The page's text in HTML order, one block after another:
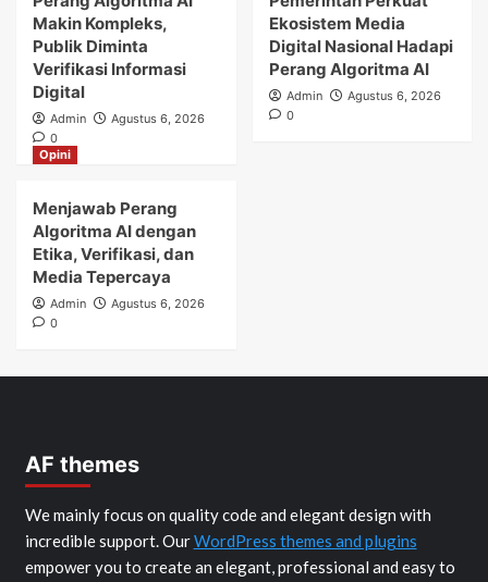
Makin Kompleks,
Publik Diminta
Verifikasi Informasi
Digital
Admin
Agustus 6, 2026
0
Ekosistem Media
Digital Nasional Hadapi
Perang Algoritma AI
Admin
Agustus 6, 2026
0
Opini
Menjawab Perang
Algoritma AI dengan
Etika, Verifikasi, dan
Media Tepercaya
Admin
Agustus 6, 2026
0
AF themes
We mainly focus on quality code and elegant design with
incredible support. OurWordPress themes and plugins
empower you to create an elegant, professional and easy to